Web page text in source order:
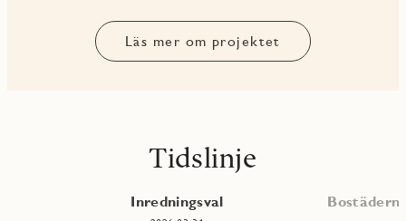
Läs mer om projektet
Tidslinje
Inredningsval